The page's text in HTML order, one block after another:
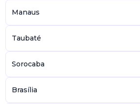
Manaus
Taubaté
Sorocaba
Brasília